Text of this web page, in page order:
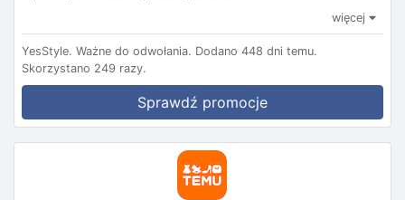
więcej
YesStyle. Ważne do odwołania. Dodano 448 dni temu.
Skorzystano 249 razy.
Sprawdź promocje